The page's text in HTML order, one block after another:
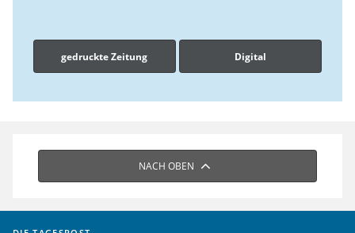
gedruckte Zeitung Digital
NACH OBEN